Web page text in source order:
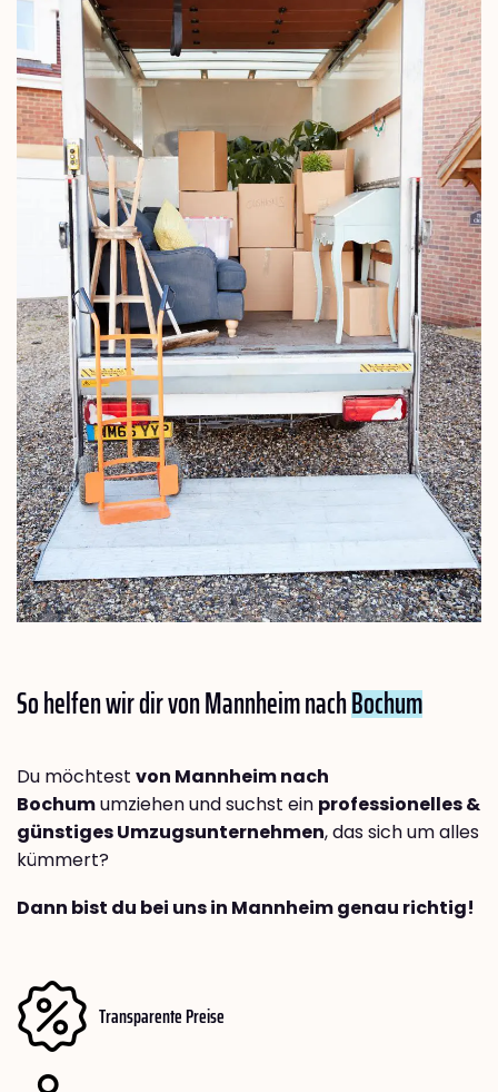
So helfen wir dir von Mannheim nachBochum
Du möchtest von Mannheim nach
Bochumumziehen und suchst ein professionelles &
günstiges Umzugsunternehmen, das sich um alles
kümmert?
Dann bist du bei uns in Mannheim genau richtig!
Transparente Preise